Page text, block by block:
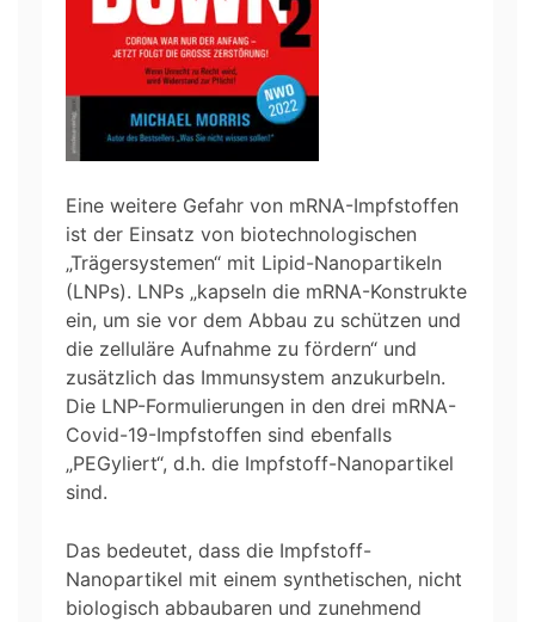
Eine weitere Gefahr von mRNA-Impfstoffen
ist der Einsatz von biotechnologischen
„Trägersystemen“ mit Lipid-Nanopartikeln
(LNPs). LNPs „kapseln die mRNA-Konstrukte
ein, um sie vor dem Abbau zu schützen und
die zelluläre Aufnahme zu fördern“ und
zusätzlich das Immunsystem anzukurbeln.
Die LNP-Formulierungen in den drei mRNA-
Covid-19-Impfstoffen sind ebenfalls
„PEGyliert“, d.h. die Impfstoff-Nanopartikel
sind.
Das bedeutet, dass die Impfstoff-
Nanopartikel mit einem synthetischen, nicht
biologisch abbaubaren und zunehmend